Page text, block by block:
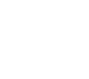
Internas